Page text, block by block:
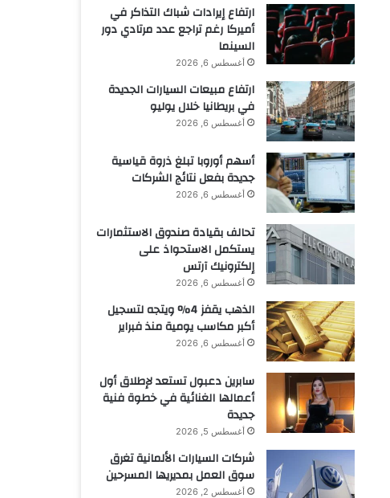
ارتفاع إيرادات شباك التذاكر في
أميركا رغم تراجع عدد مرتادي دور
السينما
أغسطس 6, 2026
ارتفاع مبيعات السيارات الجديدة
في بريطانيا خلال يوليو
أغسطس 6, 2026
أسهم أوروبا تبلغ ذروة قياسية
جديدة بفعل نتائج الشركات
أغسطس 6, 2026
تحالف بقيادة صندوق الاستثمارات
يستكمل الاستحواذ على
إلكترونيك آرتس
أغسطس 6, 2026
الذهب يقفز 4% ويتجه لتسجيل
أكبر مكاسب يومية منذ فبراير
أغسطس 6, 2026
سابرين دعبول تستعد لإطلاق أول
أعمالها الغنائية في خطوة فنية
جديدة
أغسطس 5, 2026
شركات السيارات الألمانية تغرق
سوق العمل بمديريها المسرحين
أغسطس 2, 2026